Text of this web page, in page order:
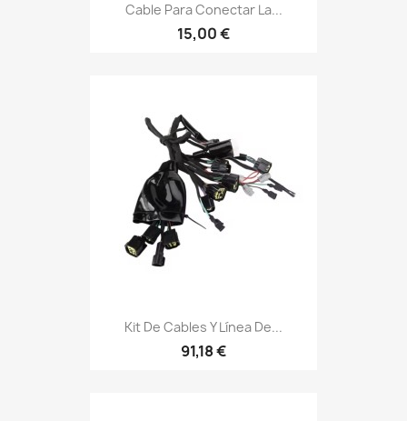
Cable Para Conectar La...
15,00 €
Kit De Cables Y Línea De...
91,18 €